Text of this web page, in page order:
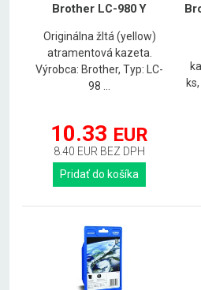
Brother LC-980 Y
Originálna žltá (yellow)
atramentová kazeta.
Výrobca: Brother, Typ: LC-
98 ...
10.33 EUR
8.40 EUR BEZ DPH
Pridať do košíka